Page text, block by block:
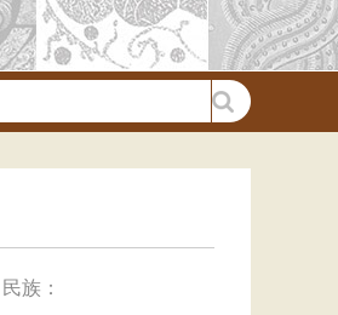
民族：